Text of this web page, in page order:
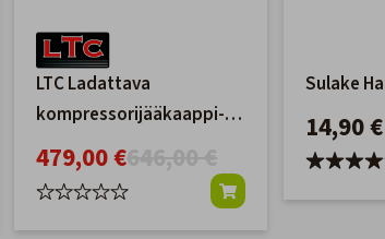
LTC Ladattava
kompressorijääkaappi-
pakastin 30L
479,00 €
Sulake
14,90 €